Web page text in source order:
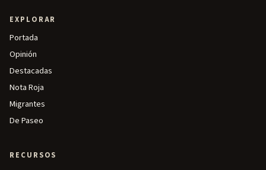
EXPLORAR
Portada
Opinión
Destacadas
Nota Roja
Migrantes
De Paseo
RECURSOS